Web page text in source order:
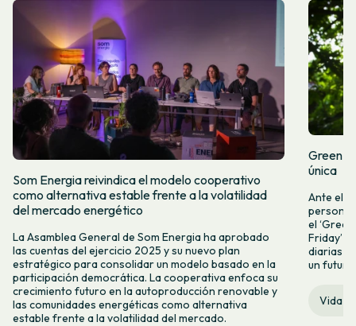
Som Energia reivindica el modelo cooperativo
como alternativa estable frente a la volatilidad
del mercado energético
La Asamblea General de Som Energia ha aprobado
las cuentas del ejercicio 2025 y su nuevo plan
estratégico para consolidar un modelo basado en la
participación democrática. La cooperativa enfoca su
crecimiento futuro en la autoproducción renovable y
las comunidades energéticas como alternativa
estable frente a la volatilidad del mercado.
Green
única
Ante el
el
Friday’
diarias y
un
Vida